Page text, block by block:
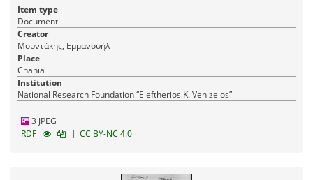
Item type
Document
Creator
Μουντάκης, Εμμανουήλ
Place
Chania
Institution
National Research Foundation “Eleftherios K. Venizelos”
3 JPEG
RDF
| CC BY-NC 4.0